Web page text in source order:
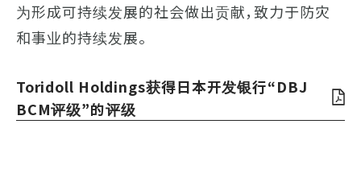
为形成可持续发展的社会做出贡献，致力于防灾
和事业的持续发展。
Toridoll Holdings获得日本开发银行“DBJ
BCM评级”的评级